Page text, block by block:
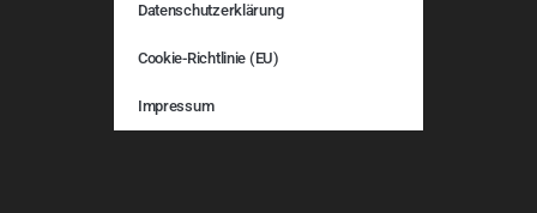
Datenschutzerklärung
Cookie-Richtlinie (EU)
Impressum